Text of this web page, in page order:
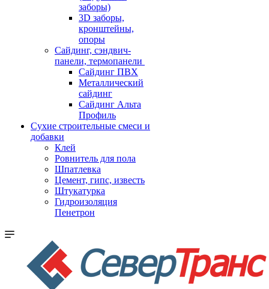
заборы)
3D заборы,
кронштейны,
опоры
Cайдинг, сэндвич-
панели, термопанели
Сайдинг ПВХ
Металлический
сайдинг
Сайдинг Альта
Профиль
Сухие строительные смеси и
добавки
Клей
Ровнитель для пола
Шпатлевка
Цемент, гипс, известь
Штукатурка
Гидроизоляция
Пенетрон